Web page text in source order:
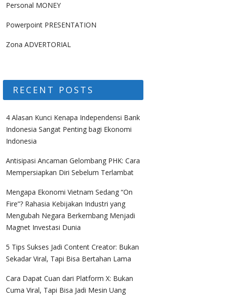
Personal MONEY
Powerpoint PRESENTATION
Zona ADVERTORIAL
RECENT POSTS
4 Alasan Kunci Kenapa Independensi Bank
Indonesia Sangat Penting bagi Ekonomi
Indonesia
Antisipasi Ancaman Gelombang PHK: Cara
Mempersiapkan Diri Sebelum Terlambat
Mengapa Ekonomi Vietnam Sedang “On
Fire”? Rahasia Kebijakan Industri yang
Mengubah Negara Berkembang Menjadi
Magnet Investasi Dunia
5 Tips Sukses Jadi Content Creator: Bukan
Sekadar Viral, Tapi Bisa Bertahan Lama
Cara Dapat Cuan dari Platform X: Bukan
Cuma Viral, Tapi Bisa Jadi Mesin Uang